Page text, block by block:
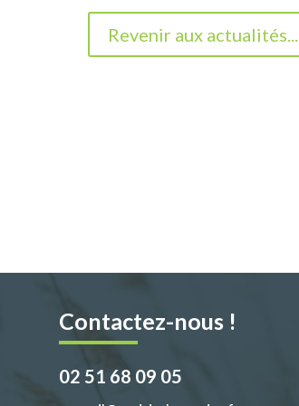
Revenir aux actualités...
Contactez-nous !
02 51 68 09 05